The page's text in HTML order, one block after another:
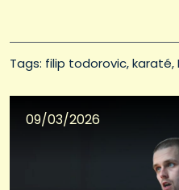
Tags: filip todorovic karaté
09/03/2026